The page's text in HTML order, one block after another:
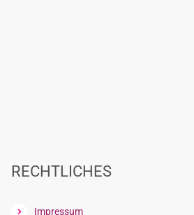
RECHTLICHES
Impressum